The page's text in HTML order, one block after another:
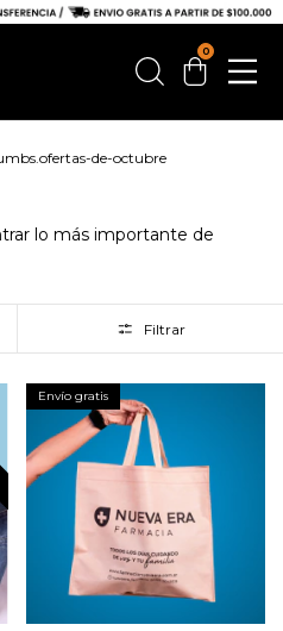
0
de-octubre
lo más importante de
Filtrar
Envío gratis